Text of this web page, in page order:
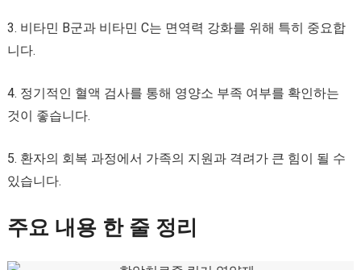
3. 비타민 B군과 비타민 C는 면역력 강화를 위해 특히 중요합
니다.
4. 정기적인 혈액 검사를 통해 영양소 부족 여부를 확인하는
것이 좋습니다.
5. 환자의 회복 과정에서 가족의 지원과 격려가 큰 힘이 될 수
있습니다.
주요 내용 한 줄 정리